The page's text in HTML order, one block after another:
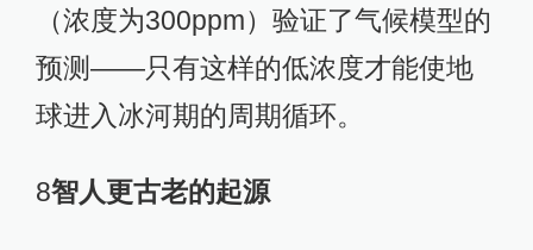
（浓度为300ppm）验证了气候模型的
预测——只有这样的低浓度才能使地
球进入冰河期的周期循环。
8智人更古老的起源